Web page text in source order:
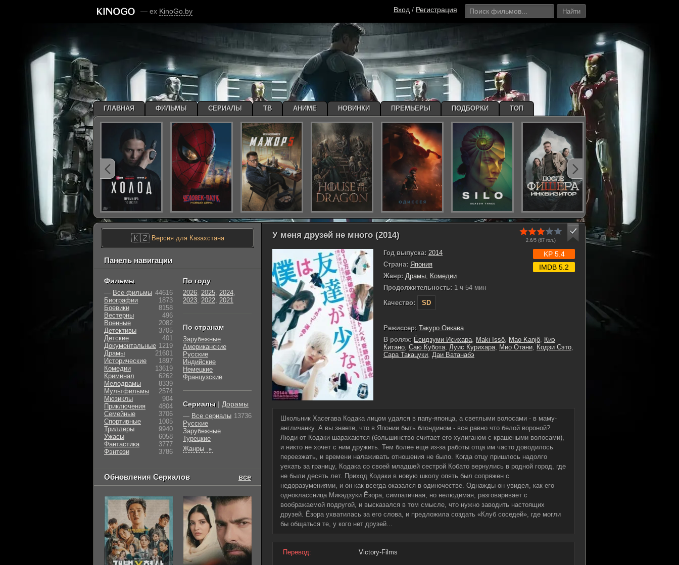
— ex KinoGo.by Вход / Регистрация Найти
У меня друзей не много (2014)
2.6/5 (67 гол.)
Год выпуска: 2014
Страна: Япония
Жанр: Драмы, Комедии
Продолжительность: 1 ч 54 мин
Качество:
SD
KP 5.4
IMDB 5.2
Режиссер: Такуро Оикава
В ролях: Ёсидзуми Исихара, Maki Issô, Mao Kanjô, Киэ
Китано, Саю Кубота, Луис Курихара, Мио Отани, Кодзи Сэто,
Сара Такацуки, Даи Ватанабэ
Школьник Хасегава Кодака лицом удался в папу-японца, а светлыми волосами - в маму-
англичанку. А вы знаете, что в Японии быть блондином - все равно что белой вороной?
Люди от Кодаки шарахаются (большинство считает его хулиганом с крашеными волосами),
и никто не хочет с ним дружить. Тем более еще из-за работы отца им часто доводилось
переезжать, и времени налаживать отношения не было. Когда отцу пришлось надолго
уехать за границу, Кодака со своей младшей сестрой Кобато вернулись в родной город, где
не были десять лет. Приход Кодаки в новую школу опять был сопряжен с
недоразумениями, и он как всегда оказался в одиночестве. Однажды он увидел, как его
одноклассница Микадзуки Ёзора, симпатичная, но нелюдимая, разговаривает с
воображаемой подругой, и высказался в том смысле, что нужно заводить настоящих
друзей. Ёзора ухватилась за его слова, и предложила создать «Клуб соседей», где могли
бы общаться те, у кого нет друзей...
Перевод: Victory-Films
🇰🇿Версия для Казахстана
Панель навигации
Фильмы
— Все фильмы 44616
Биографии
1873
Боевики
8158
Вестерны
496
Военные
2082
Детективы
3705
Детские
401
Документальные 1219
Драмы
21601
Исторические
1897
Комедии
13619
Криминал
6262
Мелодрамы
8339
Мультфильмы
2574
Мюзиклы
904
Приключения
4804
Семейные
3706
Cпортивные
1005
Триллеры
9940
Ужасы
6058
Фантастика
3777
Фэнтези
3786
По году
2026, 2025, 2024,
2023, 2022, 2021
По странам
Зарубежные
Американские
Русские
Индийские
Немецкие
Французские
Сериалы | Дорамы
— Все сериалы 13736
Русские
Зарубежные
Турецкие
Жанры
►
Обновления Сериалов все
ГЛАВНАЯ ФИЛЬМЫ СЕРИАЛЫ ТВ АНИМЕ НОВИНКИ ПРЕМЬЕРЫ ПОДБОРКИ ТОП